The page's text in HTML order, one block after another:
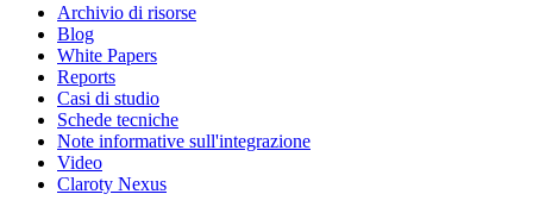
Archivio di risorse
Blog
White Papers
Reports
Casi di studio
Schede tecniche
Note informative sull'integrazione
Video
Claroty Nexus